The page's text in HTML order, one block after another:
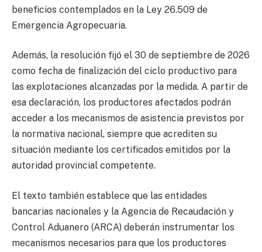
beneficios contemplados en la Ley 26.509 de
Emergencia Agropecuaria.
Además, la resolución fijó el 30 de septiembre de 2026
como fecha de finalización del ciclo productivo para
las explotaciones alcanzadas por la medida. A partir de
esa declaración, los productores afectados podrán
acceder a los mecanismos de asistencia previstos por
la normativa nacional, siempre que acrediten su
situación mediante los certificados emitidos por la
autoridad provincial competente.
El texto también establece que las entidades
bancarias nacionales y la Agencia de Recaudación y
Control Aduanero (ARCA) deberán instrumentar los
mecanismos necesarios para que los productores